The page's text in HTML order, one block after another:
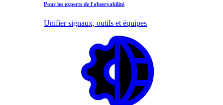
Pour les experts de l'observabilité
Unifier signaux, outils et équipes